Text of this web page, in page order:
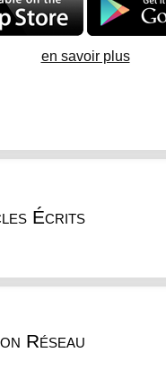
en savoir plus
Écrits
Réseau